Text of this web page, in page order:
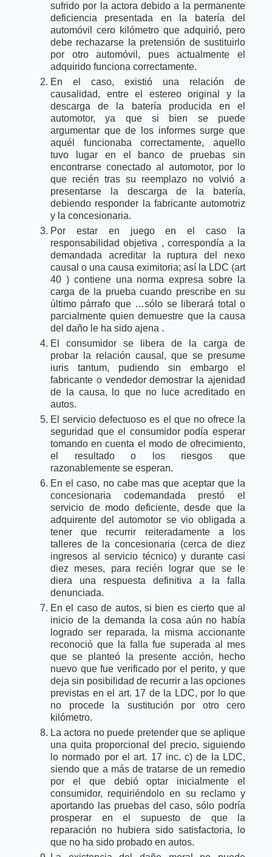
sufrido por la actora debido a la permanente
deficiencia presentada en la batería del
automóvil cero kilómetro que adquirió, pero
debe rechazarse la pretensión de sustituirlo
por otro automóvil, pues actualmente el
adquirido funciona correctamente.
En el caso, existió una relación de
causalidad, entre el estereo original y la
descarga de la batería producida en el
automotor, ya que si bien se puede
argumentar que de los informes surge que
aquél funcionaba correctamente, aquello
tuvo lugar en el banco de pruebas sin
encontrarse conectado al automotor, por lo
que recién tras su reemplazo no volvió a
presentarse la descarga de la batería,
debiendo responder la fabricante automotriz
y la concesionaria.
Por estar en juego en el caso la
responsabilidad objetiva , correspondía a la
demandada acreditar la ruptura del nexo
causal o una causa eximitoria; así la LDC (art
40 ) contiene una norma expresa sobre la
carga de la prueba cuando prescribe en su
último párrafo que …sólo se liberará total o
parcialmente quien demuestre que la causa
del daño le ha sido ajena .
El consumidor se libera de la carga de
probar la relación causal, que se presume
iuris tantum, pudiendo sin embargo el
fabricante o vendedor demostrar la ajenidad
de la causa, lo que no luce acreditado en
autos.
El servicio defectuoso es el que no ofrece la
seguridad que el consumidor podía esperar
tomando en cuenta el modo de ofrecimiento,
el resultado o los riesgos que
razonablemente se esperan.
En el caso, no cabe mas que aceptar que la
concesionaria codemandada prestó el
servicio de modo deficiente, desde que la
adquirente del automotor se vio obligada a
tener que recurrir reiteradamente a los
talleres de la concesionaria (cerca de diez
ingresos al servicio técnico) y durante casi
diez meses, para recién lograr que se le
diera una respuesta definitiva a la falla
denunciada.
En el caso de autos, si bien es cierto que al
inicio de la demanda la cosa aún no había
logrado ser reparada, la misma accionante
reconoció que la falla fue superada al mes
que se planteó la presente acción, hecho
nuevo que fue verificado por el perito, y que
deja sin posibilidad de recurrir a las opciones
previstas en el art. 17 de la LDC, por lo que
no procede la sustitución por otro cero
kilómetro.
La actora no puede pretender que se aplique
una quita proporcional del precio, siguiendo
lo normado por el art. 17 inc. c) de la LDC,
siendo que a más de tratarse de un remedio
por el que debió optar inicialmente el
consumidor, requiriéndolo en su reclamo y
aportando las pruebas del caso, sólo podría
prosperar en el supuesto de que la
reparación no hubiera sido satisfactoria, lo
que no ha sido probado en autos.